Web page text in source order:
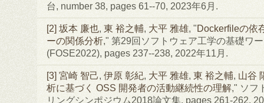
台, number 38, pages 61--70, 2023年6月.
[2] 坂本 廉也, 東 裕之輔, 大平 雅雄, "Dockerfileの依
ーの関係分析," 第29回ソフトウェア工学の基礎ワ
(FOSE2022), pages 237--238, 2022年11月.
[3] 宮崎 智己, 伊原 彰紀, 大平 雅雄, 東 裕之輔, 山谷
析に基づく OSS 開発者の活動継続性の理解," ソフ
リングシンポジウム2018論文集, pages 261-262,